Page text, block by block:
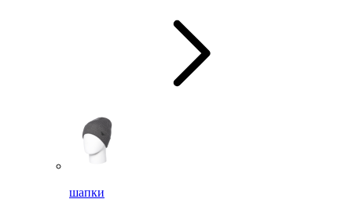
шапки